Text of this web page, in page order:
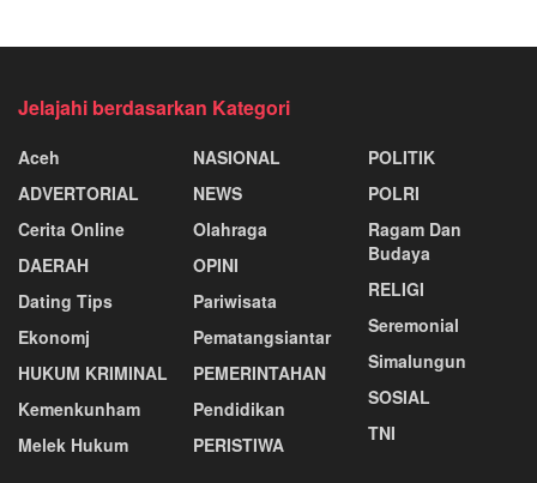
Jelajahi berdasarkan Kategori
Aceh
ADVERTORIAL
Cerita Online
DAERAH
Dating Tips
Ekonomj
HUKUM KRIMINAL
Kemenkunham
Melek Hukum
NASIONAL
NEWS
Olahraga
OPINI
Pariwisata
Pematangsiantar
PEMERINTAHAN
Pendidikan
PERISTIWA
POLITIK
POLRI
Ragam Dan
Budaya
RELIGI
Seremonial
Simalungun
SOSIAL
TNI